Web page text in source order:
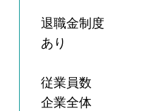
退職金制度
あり
従業員数
企業全体